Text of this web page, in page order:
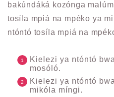
bakúndáká kozónga
tosíla mpiá na mpéko ya
ntóntó tosíla mpiá na
Kielezi ya ntóntó
mosóló.
Kielezi ya ntóntó
mikóla míngi.